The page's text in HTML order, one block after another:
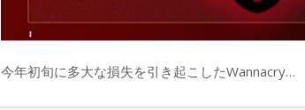
今年初旬に多大な損失を引き起こしたWannacry…